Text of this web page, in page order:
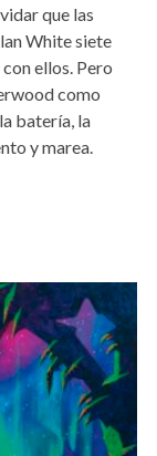
que las
White siete
ellos. Pero
como
batería, la
y marea.